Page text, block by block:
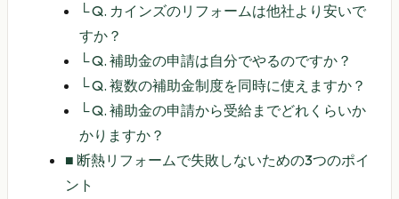
└Q. カインズのリフォームは他社より安いで
すか？
└Q. 補助金の申請は自分でやるのですか？
└Q. 複数の補助金制度を同時に使えますか？
└Q. 補助金の申請から受給までどれくらいか
かりますか？
■ 断熱リフォームで失敗しないための3つのポイ
ント